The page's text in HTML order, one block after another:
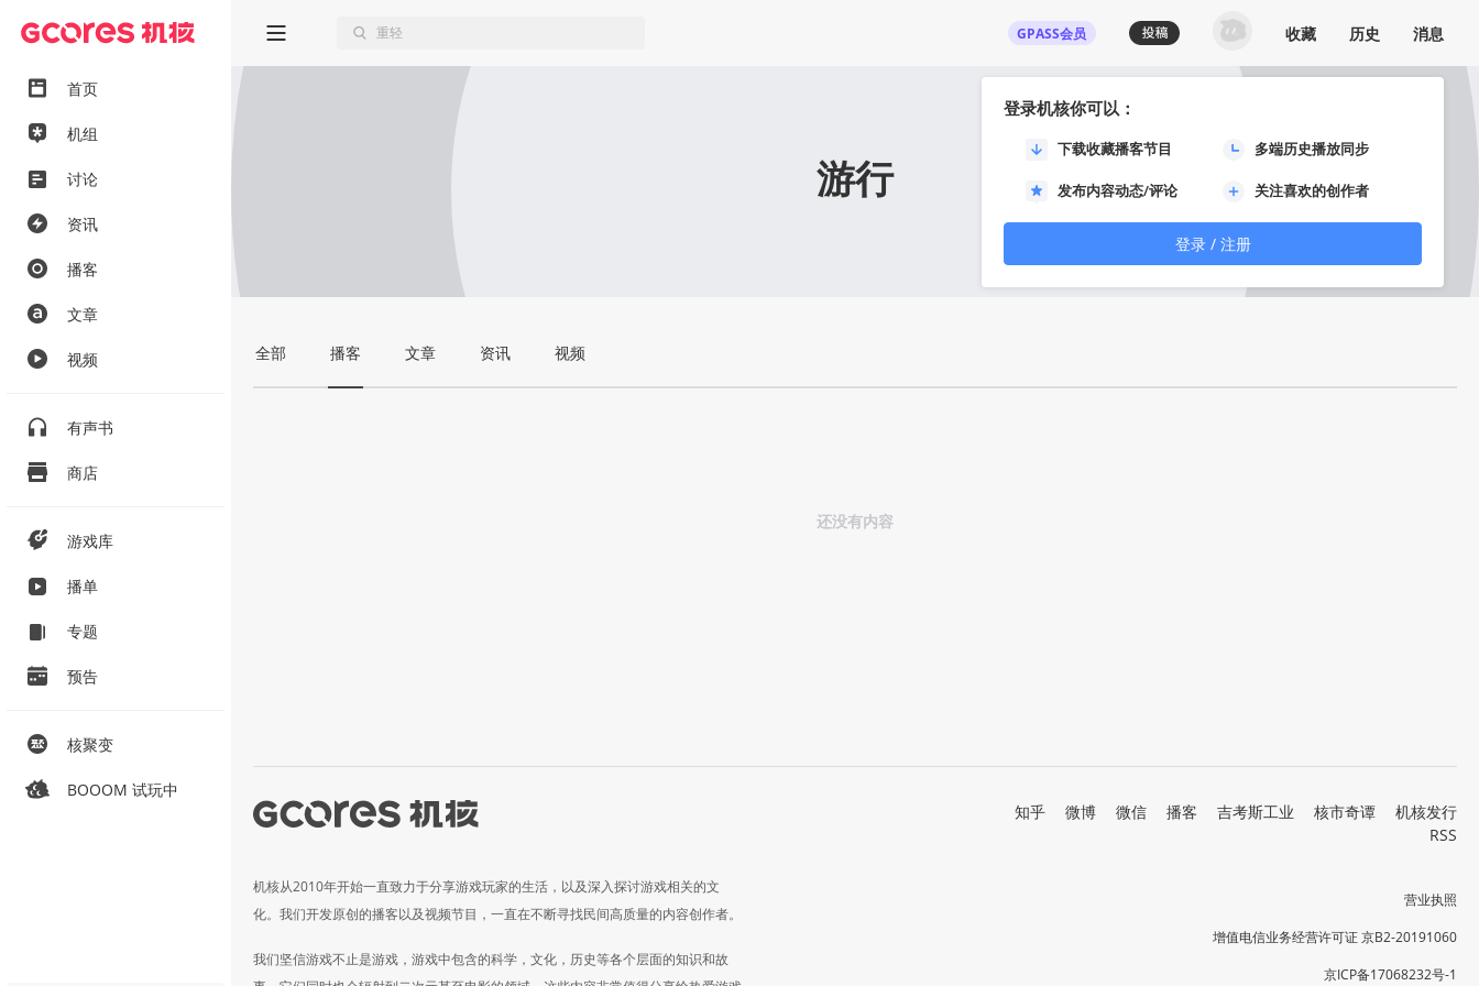
首页
机组
讨论
资讯
播客
文章
视频
有声书
商店
游戏库
播单
专题
预告
核聚变
BOOOM 试玩中
GPASS会员
登录机核你可以：
下载收藏播客节目 多端历史播放同步
发布内容动态/评论 关注喜欢的创作者
登录 / 注册
收藏 历史 消息
游行
全部 播客 文章 资讯 视频
还没有内容
机核从2010年开始一直致力于分享游戏玩家的生活，以及深入探讨游戏相关的文
化。我们开发原创的播客以及视频节目，一直在不断寻找民间高质量的内容创作者。
我们坚信游戏不止是游戏，游戏中包含的科学，文化，历史等各个层面的知识和故
知乎 微博 微信 播客 吉考斯工业 核市奇谭
机核发行
RSS
营业执照
增值电信业务经营许可证 京B2-20191060
京ICP备17068232号-1